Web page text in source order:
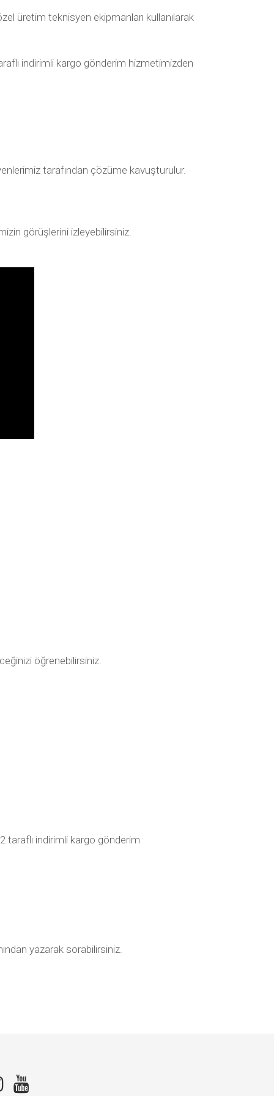
üretim teknisyen ekipmanları kullanılarak
indirimli kargo gönderim hizmetimizden
tarafından çözüme kavuşturulur.
görüşlerini izleyebilirsiniz.
öğrenebilirsiniz.
indirimli kargo gönderim
yazarak sorabilirsiniz.